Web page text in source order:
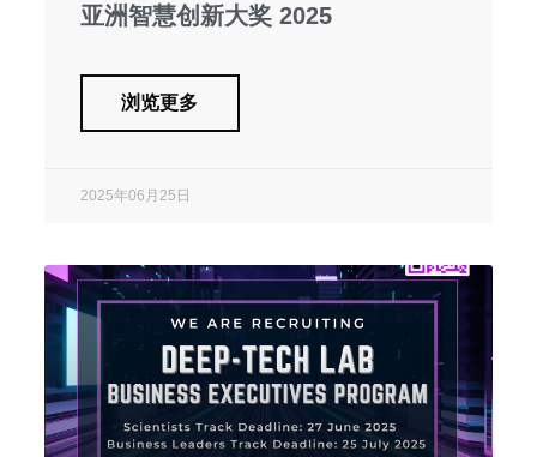
亚洲智慧创新大奖 2025
浏览更多
2025年06月25日